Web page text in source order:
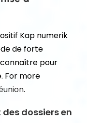
Kap numerik
de forte
pour
For more
.
dossiers en